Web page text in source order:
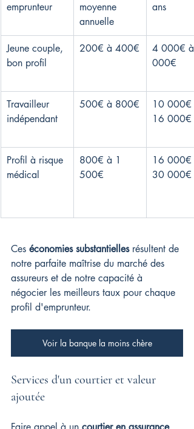
emprunteur
moyenne
annuelle
ans
Jeune couple,
bon profil
200€ à 400€
4 000€ à
000€
Travailleur
indépendant
500€ à 800€
10 000€
16 000€
Profil à risque
médical
800€ à 1
500€
16 000€
30 000€
Ces économies substantielles résultent de
notre parfaite maîtrise du marché des
assureurs et de notre capacité à
négocier les meilleurs taux pour chaque
profil d'emprunteur.
Voir la banque la moins chère
Services d'un courtier et valeur
ajoutée